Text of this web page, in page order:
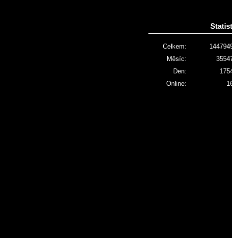
Online:
Celkem:
Měsíc:
Den: